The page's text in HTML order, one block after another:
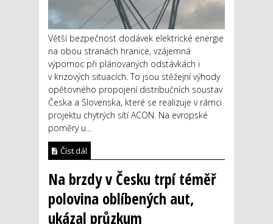
Větší bezpečnost dodávek elektrické energie
na obou stranách hranice, vzájemná
výpomoc při plánovaných odstávkách i
v krizových situacích. To jsou stěžejní výhody
opětovného propojení distribučních soustav
Česka a Slovenska, které se realizuje v rámci
projektu chytrých sítí ACON. Na evropské
poměry u...
Číst dál
Na brzdy v Česku trpí téměř
polovina oblíbených aut,
ukázal průzkum